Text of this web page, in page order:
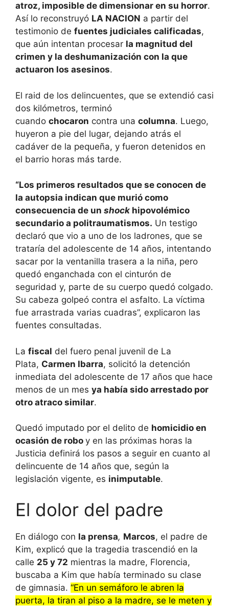
atroz, imposible de dimensionar en su horror.
Así lo reconstruyó LA NACION a partir del
testimonio de fuentes judiciales calificadas,
que aún intentan procesar la magnitud del
crimen y la deshumanización con la que
actuaron los asesinos.
El raid de los delincuentes, que se extendió casi
dos kilómetros, terminó
cuando chocaron contra una columna. Luego,
huyeron a pie del lugar, dejando atrás el
cadáver de la pequeña, y fueron detenidos en
el barrio horas más tarde.
“Los primeros resultados que se conocen de
la autopsia indican que murió como
consecuencia de un shock hipovolémico
secundario a politraumatismos. Un testigo
declaró que vio a uno de los ladrones, que se
trataría del adolescente de 14 años, intentando
sacar por la ventanilla trasera a la niña, pero
quedó enganchada con el cinturón de
seguridad y, parte de su cuerpo quedó colgado.
Su cabeza golpeó contra el asfalto. La víctima
fue arrastrada varias cuadras”, explicaron las
fuentes consultadas.
La fiscal del fuero penal juvenil de La
Plata, Carmen Ibarra, solicitó la detención
inmediata del adolescente de 17 años que hace
menos de un mes ya había sido arrestado por
otro atraco similar.
Quedó imputado por el delito de homicidio en
ocasión de robo y en las próximas horas la
Justicia definirá los pasos a seguir en cuanto al
delincuente de 14 años que, según la
legislación vigente, es inimputable.
El dolor del padre
En diálogo con la prensa, Marcos, el padre de
Kim, explicó que la tragedia trascendió en la
calle 25 y 72 mientras la madre, Florencia,
buscaba a Kim que había terminado su clase
de gimnasia. “En un semáforo le abren la
puerta, la tiran al piso a la madre, se le meten y